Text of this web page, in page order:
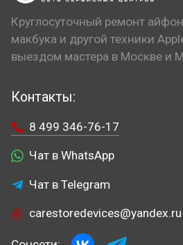
Круглосуточный ремонт
макбука и другой техники
выездом мастера в Москве и
Контакты:
8 499 346-76-17
Чат в WhatsApp
Чат в Telegram
carestoredevices@yandex.ru